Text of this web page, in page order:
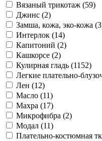
Вязаный трикотаж (59)
Джинс (2)
Замша, кожа, эко-кожа (3
Интерлок (14)
Капитоний (2)
Кашкорсе (2)
Кулирная гладь (1152)
Легкие плательно-
Лен (12)
Масло (11)
Махра (17)
Микрофибра (2)
Модал (11)
Плательно-костюмная